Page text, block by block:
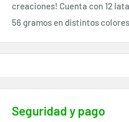
creaciones! Cuenta con 12
56 gramos en distintos
Seguridad y pago